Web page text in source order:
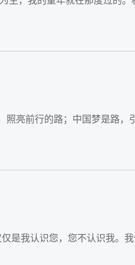
是我认识您，您不认识我。